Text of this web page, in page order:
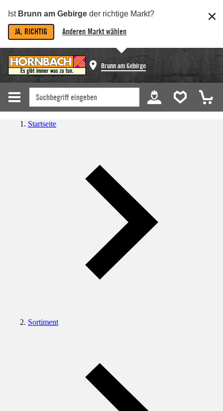
Ist Brunn am Gebirge der richtige Markt?
JA, RICHTIG Anderen Markt wählen
Brunn am Gebirge
Startseite
Sortiment